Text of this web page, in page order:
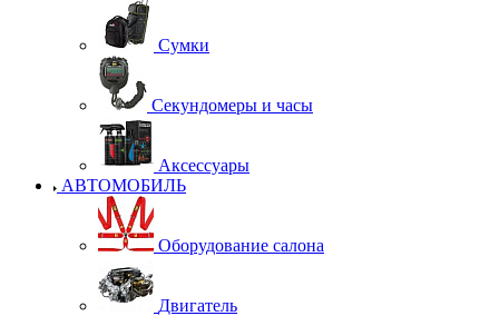
Сумки
Секундомеры и часы
Аксессуары
АВТОМОБИЛЬ
Оборудование салона
Двигатель